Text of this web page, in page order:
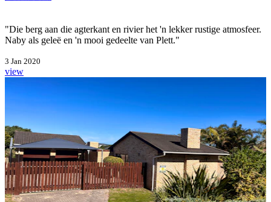
"Die berg aan die agterkant en rivier het 'n lekker rustige atmosfeer.
Naby als geleë en 'n mooi gedeelte van Plett."
3 Jan 2020
view